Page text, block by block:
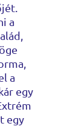
a
a
egy
egy